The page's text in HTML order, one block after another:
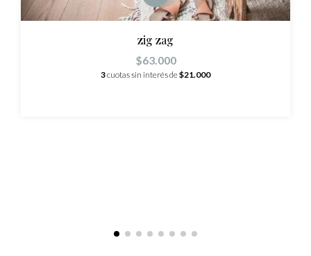
zig zag
$63.000
3cuotas sin interés de$21.000